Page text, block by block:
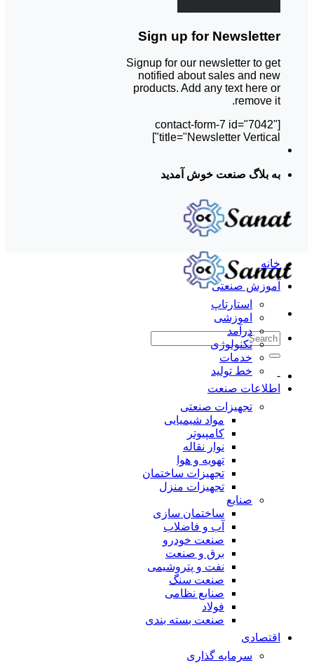
Sign up for Newsletter
Signup for our newsletter to get
notified about sales and new
products. Add any text here or
remove it.
[contact-form-7 id="7042"
title="Newsletter Vertical"]
به بلاگ صنعت خوش آمدید
-
خانه
آموزش صنعتی
استارتاپ
اموزشی
درآمد
تکنولوژی
خدمات
خط تولید
اطلاعات صنعت
تجهیزات صنعتی
مواد شیمیایی
کامپیوتر
نوار نقاله
تهویه و هوا
تجهیزات ساختمان
تجهیزات منزل
صنایع
ساختمان سازی
آب و فاضلاب
صنعت خودرو
برق و صنعت
نفت و پتروشیمی
صنعت سنگ
صنایع نظامی
فولاد
صنعت بسته بندی
اقتصادی
سرمایه گذاری